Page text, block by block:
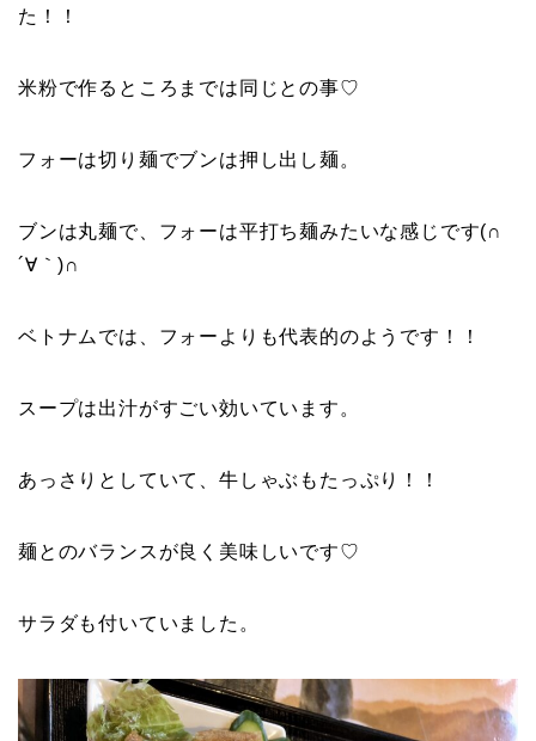
た！！
米粉で作るところまでは同じとの事♡
フォーは切り麺でブンは押し出し麺。
ブンは丸麺で、フォーは平打ち麺みたいな感じです(∩
´∀｀)∩
ベトナムでは、フォーよりも代表的のようです！！
スープは出汁がすごい効いています。
あっさりとしていて、牛しゃぶもたっぷり！！
麺とのバランスが良く美味しいです♡
サラダも付いていました。